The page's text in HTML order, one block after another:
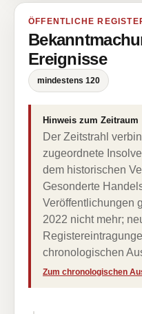
ÖFFENTLICHE
Ereignisse
mindestens 120
Hinweis zum Zeitraum
Der Zeitstrahl
zugeordnete
dem historischen
Gesonderte
Veröffentlichungen
2022 nicht mehr;
chronologischen
Zum chronologischen